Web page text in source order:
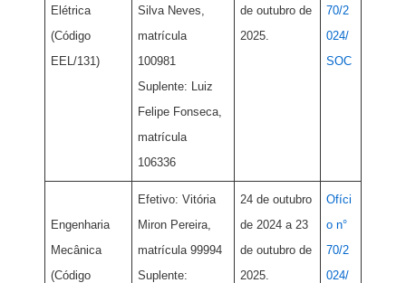
Elétrica
(Código
EEL/131)
Silva Neves,
matrícula
100981
Suplente: Luiz
Felipe Fonseca,
matrícula
106336
de outubro de
2025.
70/2
024/
SOC
Engenharia
Mecânica
(Código
Efetivo: Vitória
Miron Pereira,
matrícula 99994
Suplente:
24 de outubro
de 2024 a 23
de outubro de
2025.
Ofíci
o n°
70/2
024/